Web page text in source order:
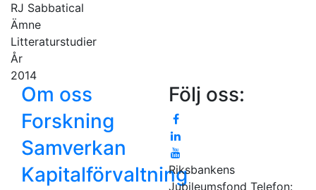
RJ Sabbatical
Ämne
Litteraturstudier
År
2014
Om oss
Forskning
Samverkan
Kapitalförvaltning
Följ oss:
Riksbankens
Jubileumsfond Telefon: